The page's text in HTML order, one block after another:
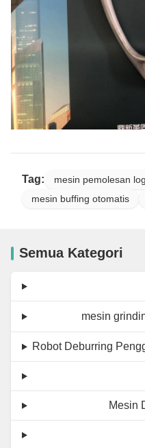
Tag:
mesin pemolesan
mesin buffing otomatis
Semua Kategori
mesin
Robot Deburring
Mesin